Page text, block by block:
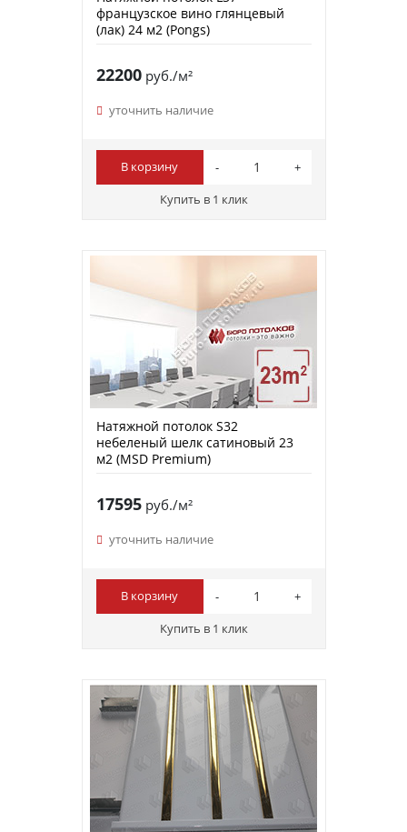
французское вино глянцевый
(лак) 24 м2 (Pongs)
22200руб./м²
уточнить наличие
В корзину
Купить в 1 клик
Натяжной потолок S32
небеленый шелк сатиновый 23
м2 (MSD Premium)
17595руб./м²
уточнить наличие
В корзину
Купить в 1 клик